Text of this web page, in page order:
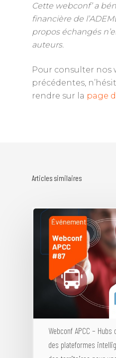
Cette webconf’ a
financière de
propos échangés
auteurs.
Pour consulter nos
précédentes,
rendre sur la page
Articles similaires
Webconf APCC –
des plateformes